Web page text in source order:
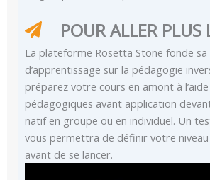
POUR ALLER PLUS
La plateforme Rosetta Stone fonde sa
d’apprentissage sur la pédagogie
préparez votre cours en amont à
pédagogiques avant application
natif en groupe ou en individuel. Un
vous permettra de définir votre
avant de se lancer.